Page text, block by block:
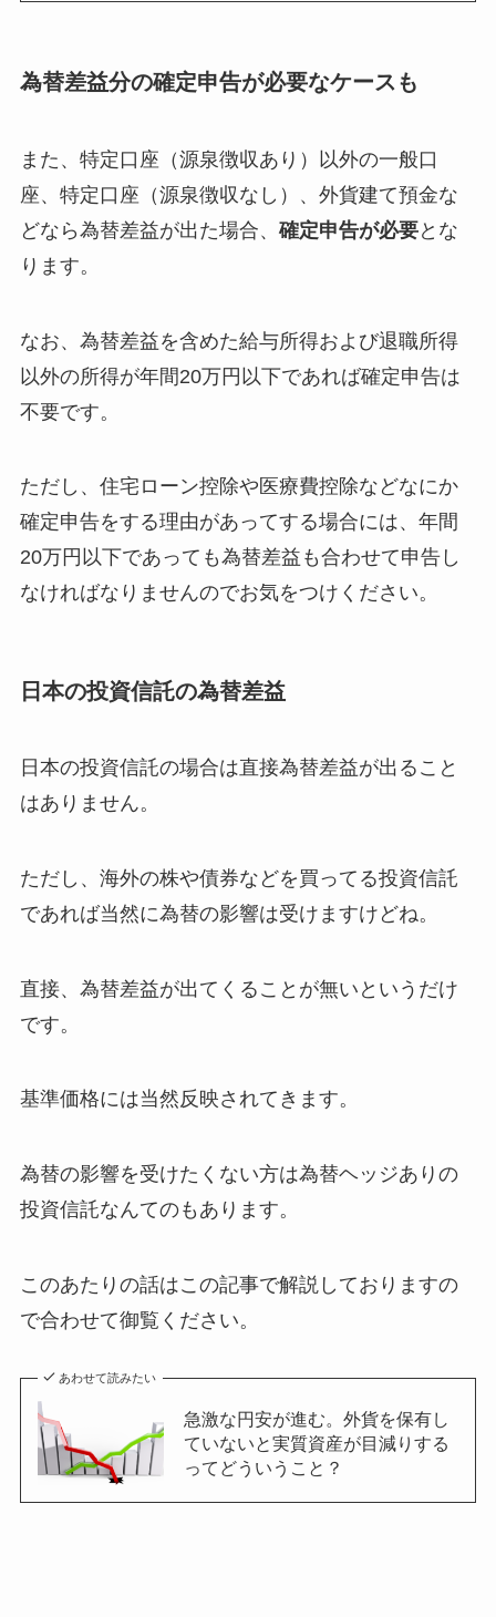
為替差益分の確定申告が必要なケースも
また、特定口座（源泉徴収あり）以外の一般口
座、特定口座（源泉徴収なし）、外貨建て預金な
どなら為替差益が出た場合、 確定申告が必要とな
ります。
なお、為替差益を含めた給与所得および退職所得
以外の所得が年間20万円以下であれば確定申告は
不要です。
ただし、住宅ローン控除や医療費控除などなにか
確定申告をする理由があってする場合には、年間
20万円以下であっても為替差益も合わせて申告し
なければなりませんのでお気をつけください。
日本の投資信託の為替差益
日本の投資信託の場合は直接為替差益が出ること
はありません。
ただし、海外の株や債券などを買ってる投資信託
であれば当然に為替の影響は受けますけどね。
直接、為替差益が出てくることが無いというだけ
です。
基準価格には当然反映されてきます。
為替の影響を受けたくない方は為替ヘッジありの
投資信託なんてのもあります。
このあたりの話はこの記事で解説しておりますの
で合わせて御覧ください。
あわせて読みたい
急激な円安が進む。外貨を保有し
ていないと実質資産が目減りする
ってどういうこと？